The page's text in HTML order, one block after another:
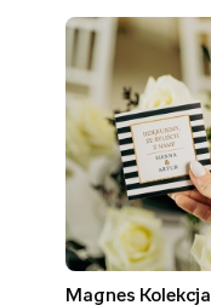
Magnes Kolekcja